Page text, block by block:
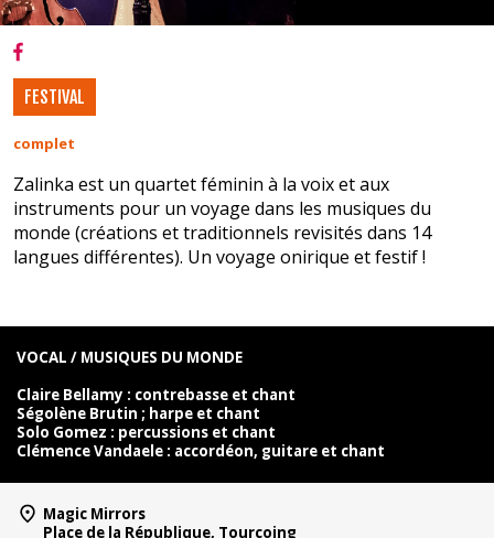
FESTIVAL
complet
Zalinka est un quartet féminin à la voix et aux
instruments pour un voyage dans les musiques du
monde (créations et traditionnels revisités dans 14
langues différentes). Un voyage onirique et festif !
VOCAL / MUSIQUES DU MONDE
Claire Bellamy : contrebasse et chant
Ségolène Brutin ; harpe et chant
Solo Gomez : percussions et chant
Clémence Vandaele : accordéon, guitare et chant
Magic Mirrors
Place de la République, Tourcoing